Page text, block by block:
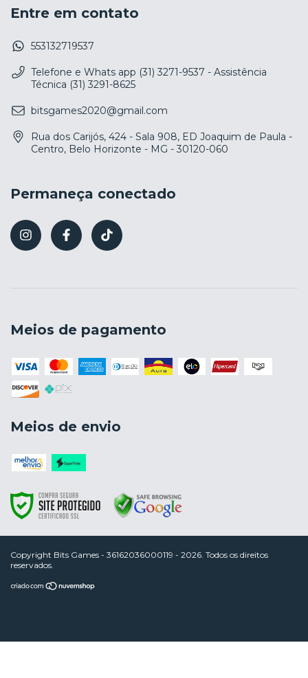
Entre em contato
553132719537
Telefone e Whats app (31) 3271-9537 - Assistência
Técnica (31) 3291-8625
bitsgames2020@gmail.com
Rua dos Carijós, 424 - Sala 908, ED Joaquim de Paula -
Centro, Belo Horizonte - MG - 30120-060
Permaneça conectado
Meios de pagamento
Meios de envio
Copyright Bits Games - 36162036000119 - 2026. Todos os direitos
reservados.